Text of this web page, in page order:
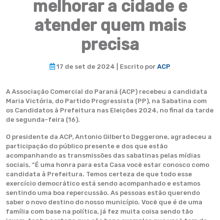
melhorar a cidade e
atender quem mais
precisa
17 de set de 2024 | Escrito por ACP
A Associação Comercial do Paraná (ACP) recebeu a candidata
Maria Victória, do Partido Progressista (PP), na Sabatina com
os Candidatos à Prefeitura nas Eleições 2024, no final da tarde
de segunda-feira (16).
O presidente da ACP, Antonio Gilberto Deggerone, agradeceu a
participação do público presente e dos que estão
acompanhando as transmissões das sabatinas pelas mídias
sociais. “É uma honra para esta Casa você estar conosco como
candidata à Prefeitura. Temos certeza de que todo esse
exercício democrático está sendo acompanhado e estamos
sentindo uma boa repercussão. As pessoas estão querendo
saber o novo destino do nosso município. Você que é de uma
família com base na política, já fez muita coisa sendo tão